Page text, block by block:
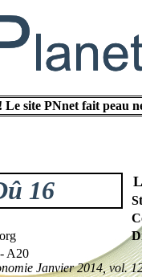
Le site PNnet fait peau
16
A20
Janvier 2014, vol.